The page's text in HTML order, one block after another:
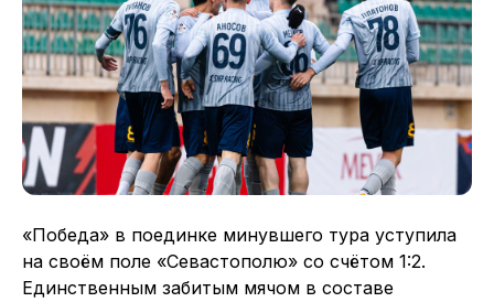
«Победа» в поединке минувшего тура уступила
на своём поле «Севастополю» со счётом 1:2.
Единственным забитым мячом в составе